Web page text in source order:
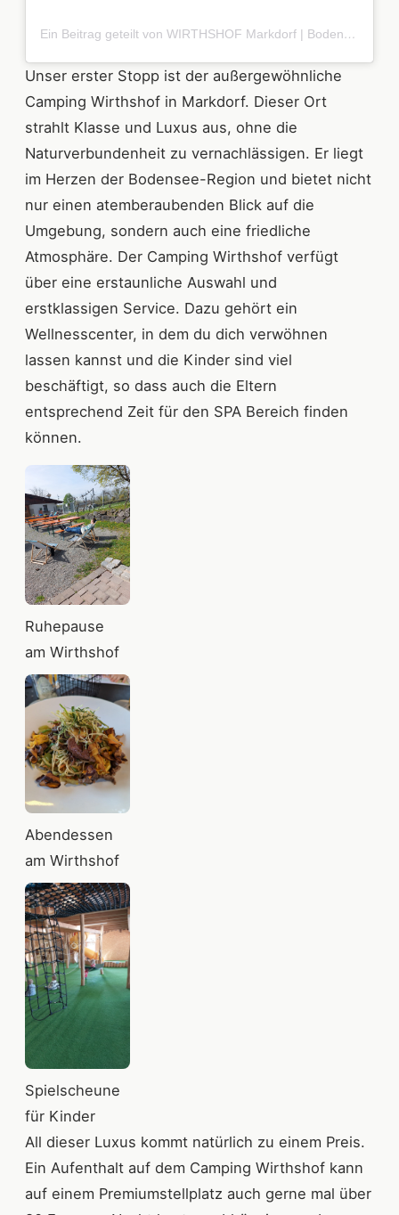
Ein Beitrag geteilt von WIRTHSHOF Markdorf | Bodensee (@wirthshof)
Unser erster Stopp ist der außergewöhnliche
Camping Wirthshof in Markdorf. Dieser Ort
strahlt Klasse und Luxus aus, ohne die
Naturverbundenheit zu vernachlässigen. Er liegt
im Herzen der Bodensee-Region und bietet nicht
nur einen atemberaubenden Blick auf die
Umgebung, sondern auch eine friedliche
Atmosphäre. Der Camping Wirthshof verfügt
über eine erstaunliche Auswahl und
erstklassigen Service. Dazu gehört ein
Wellnesscenter, in dem du dich verwöhnen
lassen kannst und die Kinder sind viel
beschäftigt, so dass auch die Eltern
entsprechend Zeit für den SPA Bereich finden
können.
Ruhepause
am Wirthshof
Abendessen
am Wirthshof
Spielscheune
für Kinder
All dieser Luxus kommt natürlich zu einem Preis.
Ein Aufenthalt auf dem Camping Wirthshof kann
auf einem Premiumstellplatz auch gerne mal über